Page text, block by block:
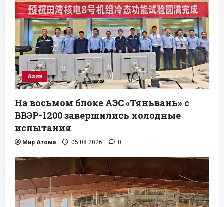
Азия
На восьмом блоке АЭС «Тяньвань» с
ВВЭР-1200 завершились холодные
испытания
Мир Атома 05.08.2026 0